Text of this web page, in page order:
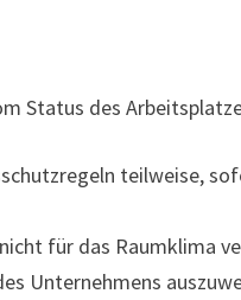
Status des
teilweise,
für das Raumklima
Unternehmens